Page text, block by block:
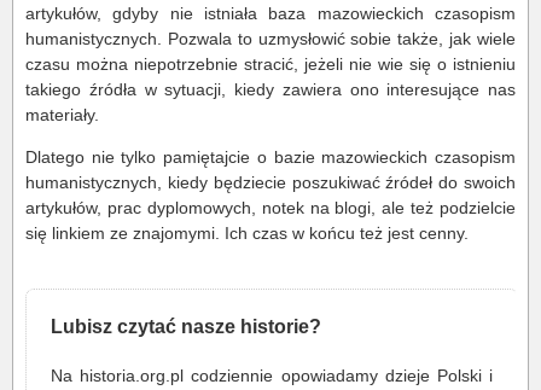
artykułów, gdyby nie istniała baza mazowieckich czasopism
humanistycznych. Pozwala to uzmysłowić sobie także, jak wiele
czasu można niepotrzebnie stracić, jeżeli nie wie się o istnieniu
takiego źródła w sytuacji, kiedy zawiera ono interesujące nas
materiały.
Dlatego nie tylko pamiętajcie o bazie mazowieckich czasopism
humanistycznych, kiedy będziecie poszukiwać źródeł do swoich
artykułów, prac dyplomowych, notek na blogi, ale też podzielcie
się linkiem ze znajomymi. Ich czas w końcu też jest cenny.
Lubisz czytać nasze historie?
Na historia.org.pl codziennie opowiadamy dzieje Polski i